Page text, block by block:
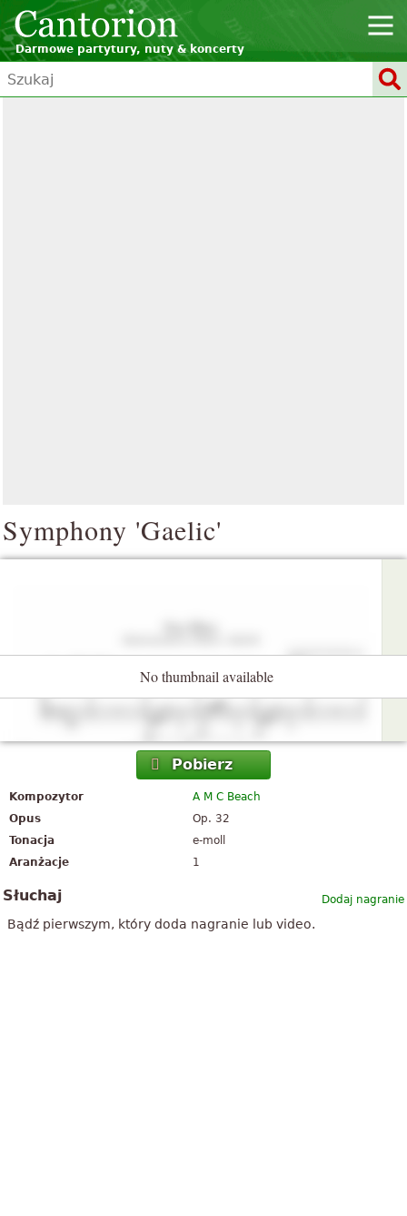
Darmowe partytury, nuty & koncerty
Symphony 'Gaelic'
No thumbnail available
Pobierz
Kompozytor
A M C Beach
Opus
Op. 32
Tonacja
e-moll
Aranżacje
1
Dodaj nagranie
Słuchaj
Bądź pierwszym, który doda nagranie lub video.